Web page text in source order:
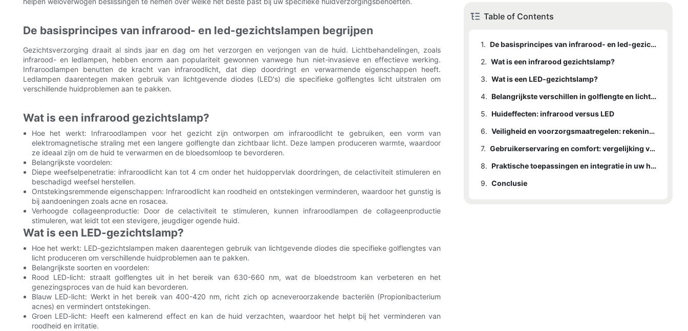
De basisprincipes van infrarood- en led-gezichtslampen begrijpen
Gezichtsverzorging draait al sinds jaar en dag om het verzorgen en verjongen van de huid. Lichtbehandelingen, zoals
infrarood- en ledlampen, hebben enorm aan populariteit gewonnen vanwege hun niet-invasieve en effectieve werking.
Infraroodlampen benutten de kracht van infraroodlicht, dat diep doordringt en verwarmende eigenschappen heeft.
Ledlampen daarentegen maken gebruik van lichtgevende diodes (LED's) die specifieke golflengtes licht uitstralen om
verschillende huidproblemen aan te pakken.
Wat is een infrarood gezichtslamp?
Hoe het werkt: Infraroodlampen voor het gezicht zijn ontworpen om infraroodlicht te gebruiken, een vorm van
elektromagnetische straling met een langere golflengte dan zichtbaar licht. Deze lampen produceren warmte, waardoor
ze ideaal zijn om de huid te verwarmen en de bloedsomloop te bevorderen.
Belangrijkste voordelen:
Diepe weefselpenetratie: infraroodlicht kan tot 4 cm onder het huidoppervlak doordringen, de celactiviteit stimuleren en
beschadigd weefsel herstellen.
Ontstekingsremmende eigenschappen: Infraroodlicht kan roodheid en ontstekingen verminderen, waardoor het gunstig is
bij aandoeningen zoals acne en rosacea.
Verhoogde collageenproductie: Door de celactiviteit te stimuleren, kunnen infraroodlampen de collageenproductie
stimuleren, wat leidt tot een stevigere, jeugdiger ogende huid.
Wat is een LED-gezichtslamp?
Hoe het werkt: LED-gezichtslampen maken daarentegen gebruik van lichtgevende diodes die specifieke golflengtes van
licht produceren om verschillende huidproblemen aan te pakken.
Belangrijkste soorten en voordelen:
Rood LED-licht: straalt golflengtes uit in het bereik van 630-660 nm, wat de bloedstroom kan verbeteren en het
genezingsproces van de huid kan bevorderen.
Blauw LED-licht: Werkt in het bereik van 400-420 nm, richt zich op acneveroorzakende bacteriën (Propionibacterium
acnes) en vermindert ontstekingen.
Groen LED-licht: Heeft een kalmerend effect en kan de huid verzachten, waardoor het helpt bij het verminderen van
roodheid en irritatie.
Table of Contents
1.
De basisprincipes van infrarood- en led-gezichtslampen begrijpen
2. Wat is een infrarood gezichtslamp?
3. Wat is een LED-gezichtslamp?
4.
Belangrijkste verschillen in golflengte en lichtfrequentie
5. Huideffecten: infrarood versus LED
6.
Veiligheid en voorzorgsmaatregelen: rekening houden met de risico's
7.
Gebruikerservaring en comfort: vergelijking van infrarood- en led-gezichtslampen
8.
Praktische toepassingen en integratie in uw huidverzorgingsroutine
9. Conclusie